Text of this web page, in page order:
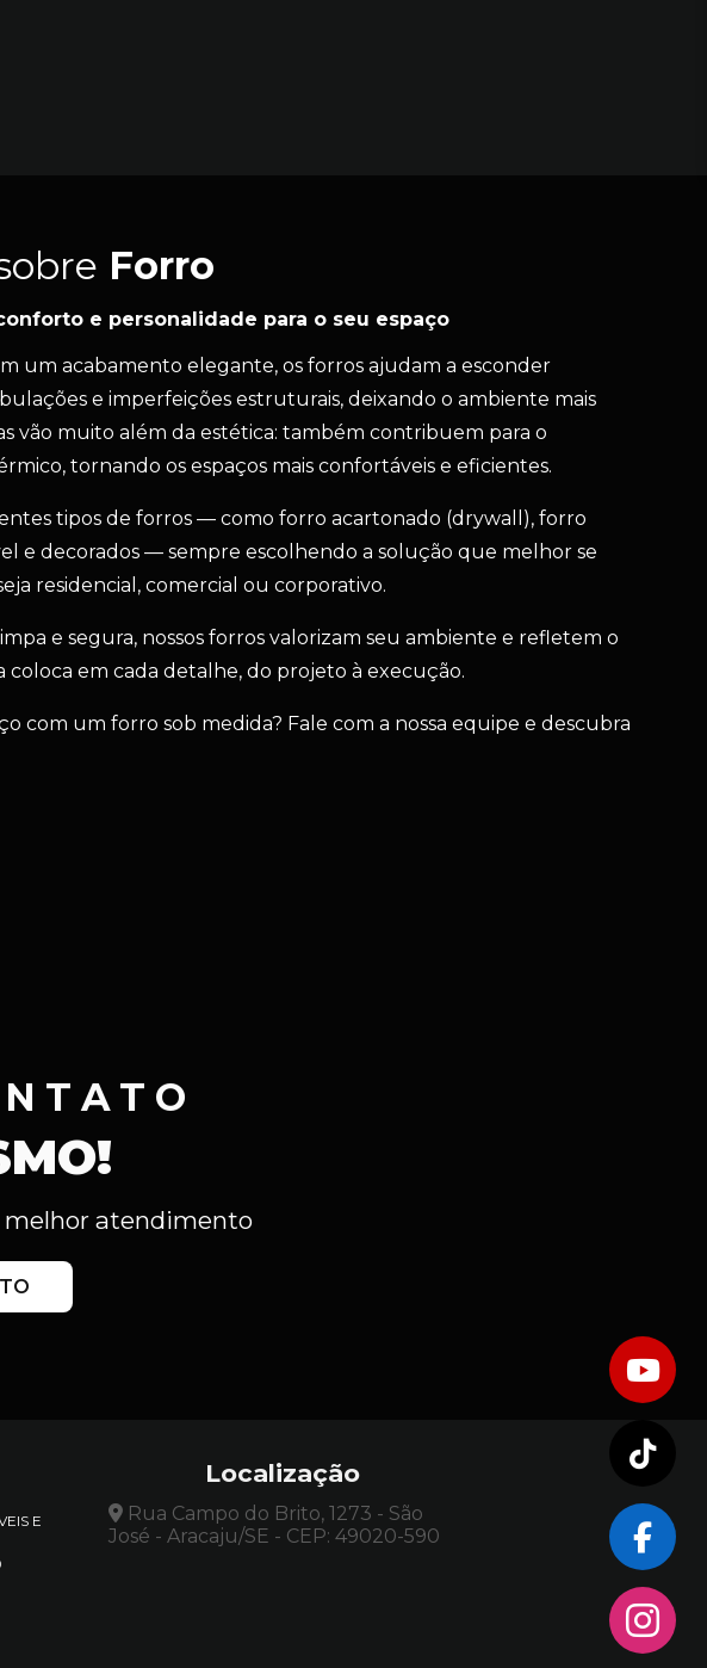
Forro
e personalidade para o seu espaço
um acabamento elegante, os forros ajudam a esconder
e imperfeições estruturais, deixando o ambiente mais
vão muito além da estética: também contribuem para o
tornando os espaços mais confortáveis e eficientes.
tipos de forros — como forro acartonado (drywall), forro
e decorados — sempre escolhendo a solução que melhor se
residencial, comercial ou corporativo.
e segura, nossos forros valorizam seu ambiente e refletem o
coloca em cada detalhe, do projeto à execução.
com um forro sob medida? Fale com a nossa equipe e descubra
melhor atendimento
E
Localização
Rua Campo do Brito, 1273 - São
José - Aracaju/SE - CEP: 49020-590